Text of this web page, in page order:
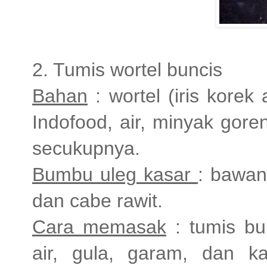
2. Tumis wortel buncis
Bahan : wortel (iris korek
Indofood, air, minyak
secukupnya.
Bumbu uleg kasar :
dan cabe rawit.
Cara memasak: tumis
air, gula, garam, dan